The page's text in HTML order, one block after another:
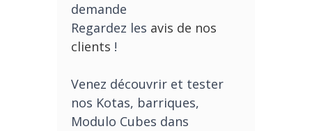
demande
Regardez les avis de nos
clients !
Venez découvrir et tester
nos Kotas, barriques,
Modulo Cubes dans